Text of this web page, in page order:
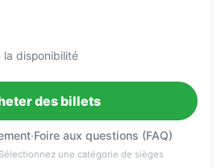
la disponibilité
des billets
·Foire aux questions (FAQ)
une catégorie de sièges